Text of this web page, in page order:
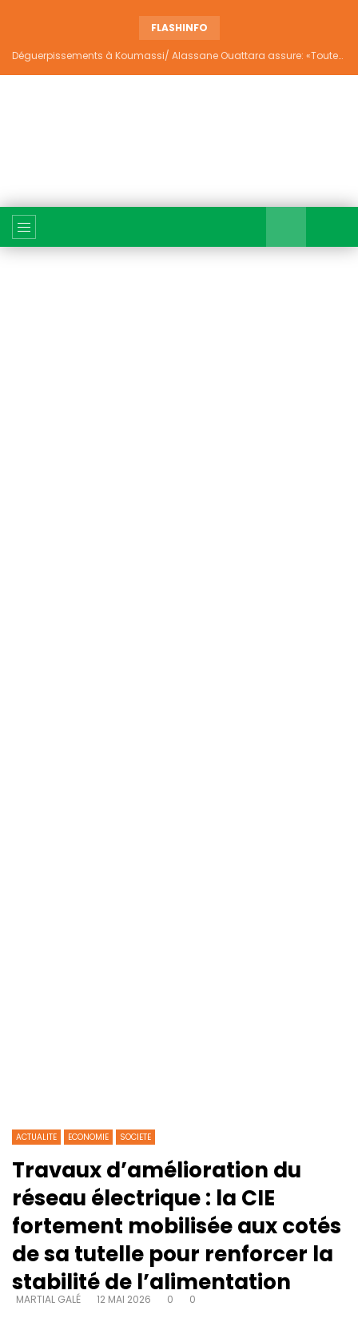
FLASHINFO
Déguerpissements à Koumassi/ Alassane Ouattara assure: «Toutes les responsabilités seront établies et elles donneront lieu aux sanctions prévues par la loi»
ACTUALITE ECONOMIE SOCIETE
Travaux d’amélioration du
réseau électrique : la CIE
fortement mobilisée aux cotés
de sa tutelle pour renforcer la
stabilité de l’alimentation
MARTIAL GALÉ 12 MAI 2026 0 0